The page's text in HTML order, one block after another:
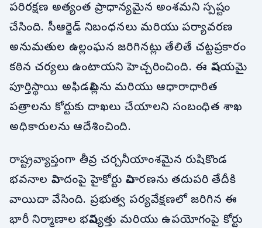
పరిరక్షణ అత్యంత ప్రాధాన్యమైన అంశమని స్పష్టం
చేసింది. సీఆర్జెడ్ నిబంధనలు మరియు పర్యావరణ
అనుమతుల ఉల్లంఘన జరిగినట్లు తేలితే చట్టప్రకారం
కఠిన చర్యలు ఉంటాయని హెచ్చరించింది. ఈ విషయమై
పూర్తిస్థాయి అఫిడవిట్లను మరియు ఆధారాధారిత
పత్రాలను కోర్టుకు దాఖలు చేయాలని సంబంధిత శాఖ
అధికారులను ఆదేశించింది.
రాష్ట్రవ్యాప్తంగా తీవ్ర చర్చనీయాంశమైన రుషికొండ
భవనాల వివాదంపై హైకోర్టు విచారణను తదుపరి తేదీకి
వాయిదా వేసింది. ప్రభుత్వ పర్యవేక్షణలో జరిగిన ఈ
భారీ నిర్మాణాల భవిష్యత్తు మరియు ఉపయోగంపై కోర్టు